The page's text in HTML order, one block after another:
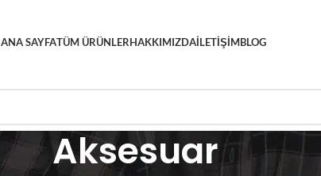
ANA SAYFATÜM ÜRÜNLERHAKKIMIZDAİLETIŞIMBLOG
Aksesuar